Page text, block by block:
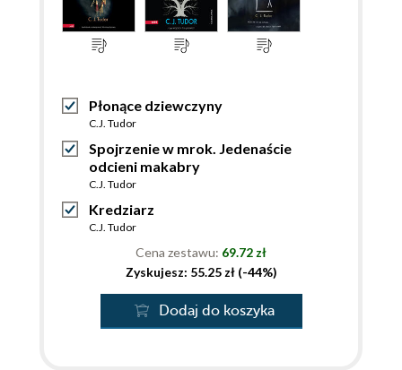
Płonące dziewczyny
C.J. Tudor
Spojrzenie w mrok. Jedenaście
odcieni makabry
C.J. Tudor
Kredziarz
C.J. Tudor
Cena zestawu: 69.72 zł
Zyskujesz: 55.25 zł (-44%)
Dodaj do koszyka